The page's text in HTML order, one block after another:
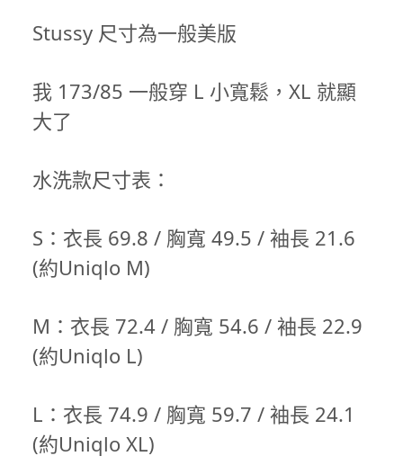
Stussy 尺寸為一般美版
我 173/85 一般穿 L 小寬鬆，XL 就顯
大了
水洗款尺寸表：
S：衣長 69.8 / 胸寬 49.5 / 袖長 21.6
(約Uniqlo M)
M：衣長 72.4 / 胸寬 54.6 / 袖長 22.9
(約Uniqlo L)
L：衣長 74.9 / 胸寬 59.7 / 袖長 24.1
(約Uniqlo XL)